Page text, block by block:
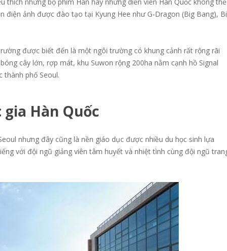
thích những bộ phim Hàn hay những diễn viên Hàn Quốc không thể
điện ảnh được đào tạo tại Kyung Hee như G-Dragon (Big Bang), Bi
được biết đến là một ngôi trường có khung cảnh rất rộng rãi
cây lớn, rợp mát, khu Suwon rộng 200ha nằm cạnh hồ Signal
thành phố Seoul.
Hàn Quốc
nhưng đây cũng là nền giáo dục được nhiều du học sinh lựa
với đội ngũ giảng viên tâm huyết và nhiệt tình cùng đội ngũ